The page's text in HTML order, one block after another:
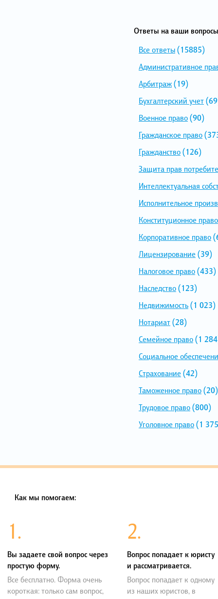
Ответы на ваши
Все ответы(15885)
Административное
Арбитраж(19)
Бухгалтерский учет
Военное право(90)
Гражданское право
Гражданство(126)
Защита прав
Интеллектуальная
Исполнительное
Конституционное право
Корпоративное право
Лицензирование (39)
Налоговое право(433)
Наследство(123)
Недвижимость(1 023)
Нотариат(28)
Семейное право(1
Социальное
Страхование (42)
Таможенное право(20)
Трудовое право(800)
Уголовное право(1
Как мы помогаем:
1.
Вы задаете свой вопрос через
простую форму.
Все бесплатно. Форма очень
короткая: только сам вопрос,
2.
Вопрос попадает к юристу
и рассматривается.
Вопрос попадает к одному
из наших юристов, в